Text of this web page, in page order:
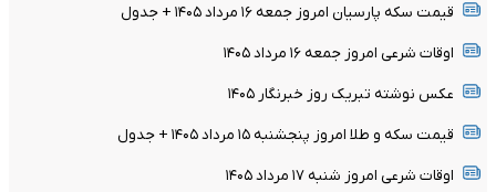
قیمت سکه پارسیان امروز جمعه ۱۶ مرداد ۱۴۰۵ + جدول
اوقات شرعی امروز جمعه ۱۶ مرداد ۱۴۰۵
عکس نوشته تبریک روز خبرنگار ۱۴۰۵
قیمت سکه و طلا امروز پنجشنبه ۱۵ مرداد ۱۴۰۵ + جدول
اوقات شرعی امروز شنبه ۱۷ مرداد ۱۴۰۵